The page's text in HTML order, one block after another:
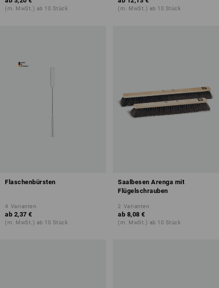
(m. MwSt.) ab 10 Stück (m. MwSt.) ab 10 Stück
Flaschenbürsten
4 Varianten
ab 2,37 €
(m. MwSt.) ab 10 Stück
Saalbesen Arenga mit
Flügelschrauben
2 Varianten
ab 8,08 €
(m. MwSt.) ab 10 Stück